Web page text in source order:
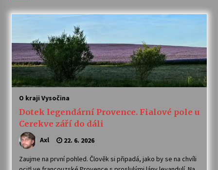
Vernisáž výstavy Josefíny Duškové: Stávám se
kapkou
30. 7. 2026
Veselí muzikanti
30. 7. 2026
Pozvánka na integrační festival Quijotova
šedesátka: 28. 7.–1. 8. 2026
Letní koncerty ve Stromovce: Kolchoz a
Jenakaši
O kraji Vysočina
Dotek legendární Provence. Fialové pole u
Cerekve září do dáli
Axl 22. 6. 2026
Zaujme na první pohled. Člověk si připadá, jako by se na chvíli